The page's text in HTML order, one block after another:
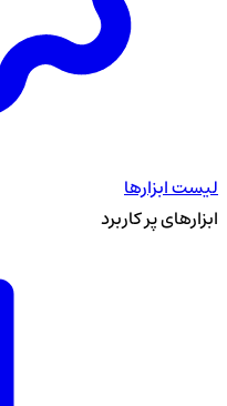
لیست ابزارها
ابزارهای پر کاربرد